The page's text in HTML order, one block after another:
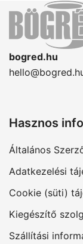
bogred.hu
Hasznos
Általános
Adatkezelési
Cookie (süti)
Kiegészítő
Szállítási